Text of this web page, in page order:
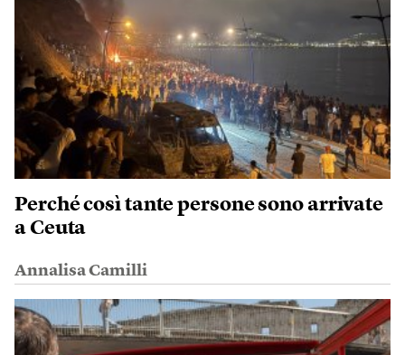
Perché così tante persone sono arrivate
a Ceuta
Annalisa Camilli